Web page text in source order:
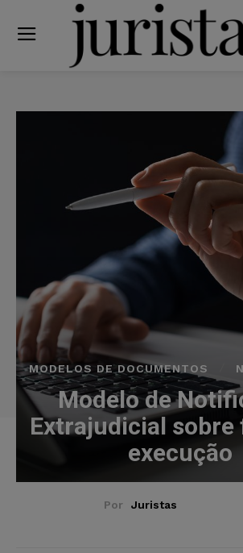
MODELOS DE DOCUMENTOS
Modelo de
Extrajudicial sobre
execução
Por Juristas